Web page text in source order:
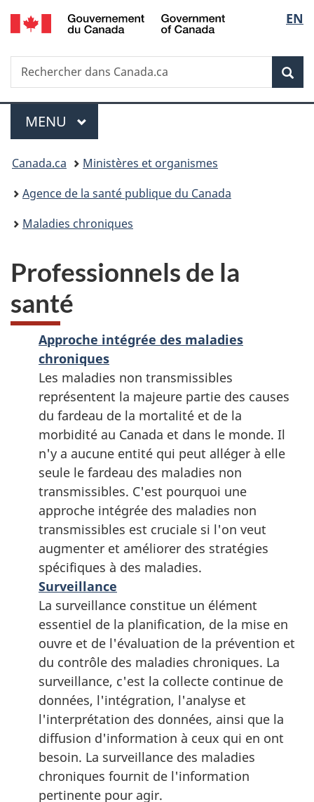
Passer
au
principal
Passer
à
Au
du
Passer
à
version
simplifiée
de
la
EN
Recherche
Rechercher
dans
Menu
MENU PRINCIPAL
Vous
êtes
ici :
Canada.ca
Ministères et organismes
Agence de la santé publique du Canada
Maladies chroniques
Professionnels de la
santé
Approche intégrée des maladies
chroniques
Les maladies non transmissibles
représentent la majeure partie des causes
du fardeau de la mortalité et de la
morbidité au Canada et dans le monde. Il
n'y a aucune entité qui peut alléger à elle
seule le fardeau des maladies non
transmissibles. C'est pourquoi une
approche intégrée des maladies non
transmissibles est cruciale si l'on veut
augmenter et améliorer des stratégies
spécifiques à des maladies.
Surveillance
La surveillance constitue un élément
essentiel de la planification, de la mise en
ouvre et de l'évaluation de la prévention et
du contrôle des maladies chroniques. La
surveillance, c'est la collecte continue de
données, l'intégration, l'analyse et
l'interprétation des données, ainsi que la
diffusion d'information à ceux qui en ont
besoin. La surveillance des maladies
chroniques fournit de l'information
pertinente pour agir.